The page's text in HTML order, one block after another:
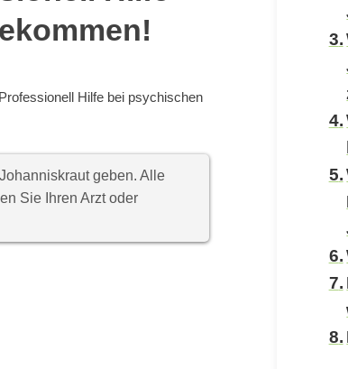
Hilfe bei psychischen
geben. Alle
Sie Ihren Arzt oder